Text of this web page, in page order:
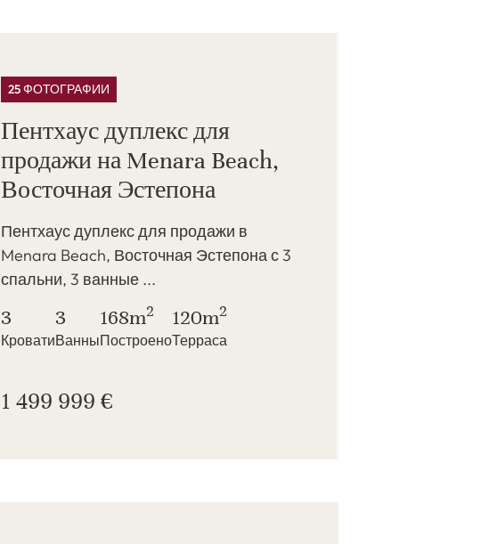
25 ФОТОГРАФИИ
Пентхаус дуплекс для
продажи на Menara Beach,
Восточная Эстепона
Пентхаус дуплекс для продажи в
Menara Beach, Восточная Эстепона с 3
спальни, 3 ванные ...
3
Кровати
3
Ванны
168m2
Построено
120m2
Терраса
1 499 999 €